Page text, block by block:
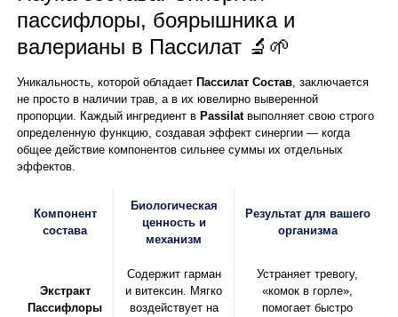
пассифлоры, боярышника и
валерианы в Пассилат 🔬🌱
Уникальность, которой обладает Пассилат Состав, заключается
не просто в наличии трав, а в их ювелирно выверенной
пропорции. Каждый ингредиент в Passilatвыполняет свою строго
определенную функцию, создавая эффект синергии — когда
общее действие компонентов сильнее суммы их отдельных
эффектов.
Компонент
состава
Биологическая
ценность и
механизм
Результат для вашего
организма
Экстракт
Пассифлоры
Содержит гарман
и витексин. Мягко
воздействует на
Устраняет тревогу,
«комок в горле»,
помогает быстро